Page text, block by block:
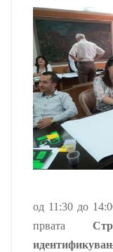
од 11:30 до
првата